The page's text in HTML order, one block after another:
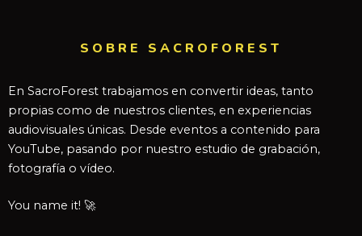
SOBRE SACROFOREST
En SacroForest trabajamos en convertir ideas, tanto
propias como de nuestros clientes, en experiencias
audiovisuales únicas. Desde eventos a contenido para
YouTube, pasando por nuestro estudio de grabación,
fotografía o vídeo.
You name it! 🚀